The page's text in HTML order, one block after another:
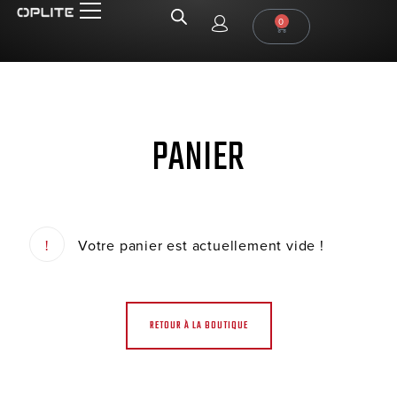
0
PANIER
Votre panier est actuellement vide !
RETOUR À LA BOUTIQUE